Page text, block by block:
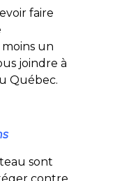
faire
moins un
joindre à
Québec.
sont